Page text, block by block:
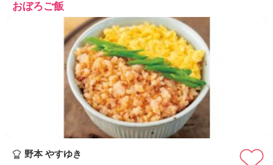
おぼろご飯
野本 やすゆき